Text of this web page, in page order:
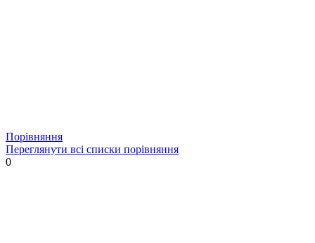
Порівняння
Переглянути всі списки порівняння
0